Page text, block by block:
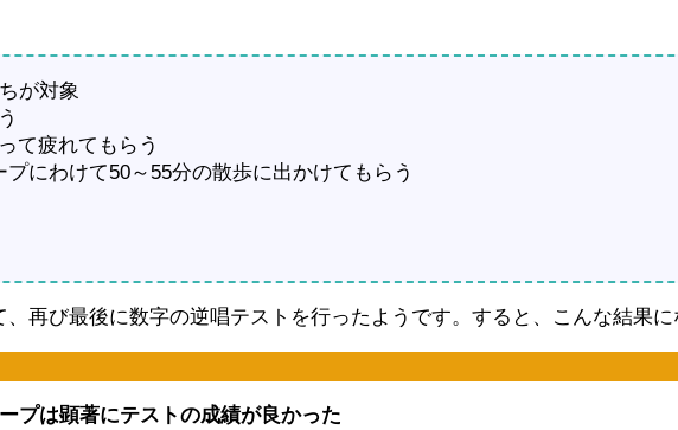
が対象
て疲れてもらう
にわけて50～55分の散歩に出かけてもらう
再び最後に数字の逆唱テストを行ったようです。すると、こんな結果に
プは顕著にテストの成績が良かった